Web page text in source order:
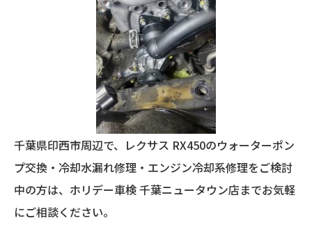
千葉県印西市周辺で、レクサス RX450のウォーターポン
プ交換・冷却水漏れ修理・エンジン冷却系修理をご検討
中の方は、ホリデー車検 千葉ニュータウン店までお気軽
にご相談ください。